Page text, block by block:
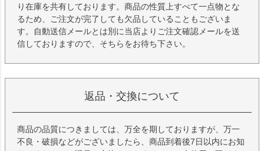
り在庫を共有しております。商品の性質上すべて一点物とな
るため、ご注文が完了しても欠品していることもございま
す。自動送信メールとは別に当店よりご注文確認メールを送
信しておりますので、そちらをお待ち下さい。
返品・交換について
商品の品質につきましては、万全を期しておりますが、万一
不良・破損などがございましたら、商品到着後7日以内にお知